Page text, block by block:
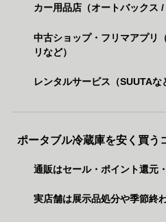
カー用品店（オートバックス /
中古ショップ・フリマアプリ
リなど）
レンタルサービス（SUUTAな
ポータブル冷蔵庫を安く買う
通販はセール・ポイント還元
実店舗は展示品処分や季節終